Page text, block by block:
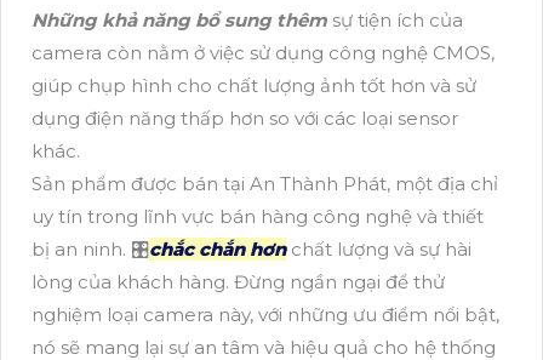
Những khả năng bổ sung thêm sự tiện ích của
camera còn nằm ở việc sử dụng công nghệ CMOS,
giúp chụp hình cho chất lượng ảnh tốt hơn và sử
dụng điện năng thấp hơn so với các loại sensor
khác.
Sản phẩm được bán tại An Thành Phát, một địa chỉ
uy tín trong lĩnh vực bán hàng công nghệ và thiết
bị an ninh. 🎛chắc chắn hơnchất lượng và sự hài
lòng của khách hàng. Đừng ngần ngại để thử
nghiệm loại camera này, với những ưu điểm nổi bật,
nó sẽ mang lại sự an tâm và hiệu quả cho hệ thống